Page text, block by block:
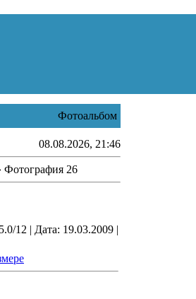
Фотоальбом
08.08.2026, 21:46
Фотография 26
12 | Дата: 19.03.2009 |